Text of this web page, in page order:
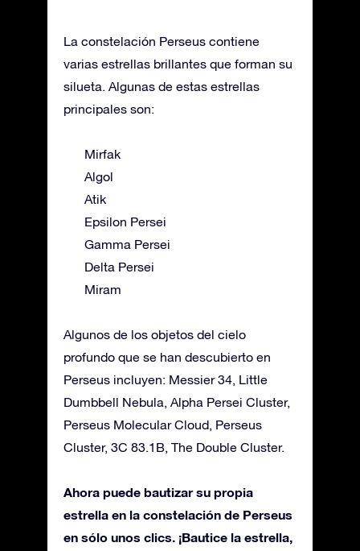
La constelación Perseus contiene
varias estrellas brillantes que forman su
silueta. Algunas de estas estrellas
principales son:
Mirfak
Algol
Atik
Epsilon Persei
Gamma Persei
Delta Persei
Miram
Algunos de los objetos del cielo
profundo que se han descubierto en
Perseus incluyen: Messier 34, Little
Dumbbell Nebula, Alpha Persei Cluster,
Perseus Molecular Cloud, Perseus
Cluster, 3C 83.1B, The Double Cluster.
Ahora puede bautizar su propia
estrella en la constelación de Perseus
en sólo unos clics. ¡Bautice la estrella,